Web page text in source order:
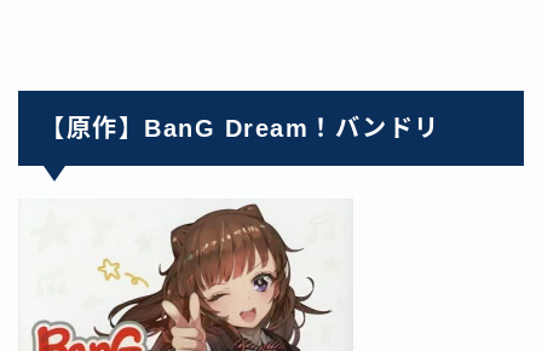
【原作】BanG Dream！バンドリ